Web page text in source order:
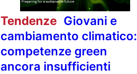
Tendenze Giovani e
cambiamento climatico:
competenze green
ancora insufficienti